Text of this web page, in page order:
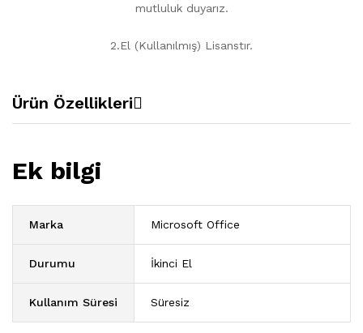
mutluluk duyarız.
2.El (Kullanılmış) Lisanstır.
Ürün Özellikleri
Ek bilgi
Marka Microsoft Office
Durumu İkinci El
Kullanım Süresi Süresiz